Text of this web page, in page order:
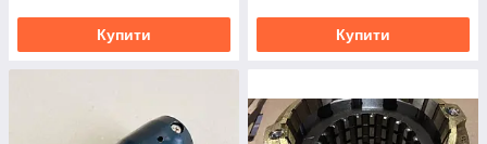
Купити Купити